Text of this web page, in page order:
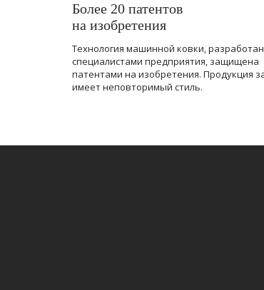
Более 20 патентов
на изобретения
Технология машинной ковки,
специалистами предприятия, защищена
патентами на изобретения. Продукция
имеет неповторимый стиль.